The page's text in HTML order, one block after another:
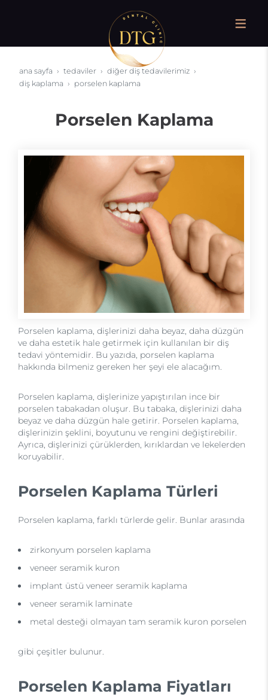
ana sayfa tedaviler
diğer diş tedavilerimiz
diş kaplama
porselen kaplama
Porselen Kaplama
Porselen kaplama, dişlerinizi daha beyaz, daha düzgün
ve daha estetik hale getirmek için kullanılan bir diş
tedavi yöntemidir. Bu yazıda, porselen kaplama
hakkında bilmeniz gereken her şeyi ele alacağım.
Porselen kaplama, dişlerinize yapıştırılan ince bir
porselen tabakadan oluşur. Bu tabaka, dişlerinizi daha
beyaz ve daha düzgün hale getirir. Porselen kaplama,
dişlerinizin şeklini, boyutunu ve rengini değiştirebilir.
Ayrıca, dişlerinizi çürüklerden, kırıklardan ve lekelerden
koruyabilir.
Porselen Kaplama Türleri
Porselen kaplama, farklı türlerde gelir. Bunlar arasında
zirkonyum porselen kaplama
veneer seramik kuron
implant üstü veneer seramik kaplama
veneer seramik laminate
metal desteği olmayan tam seramik kuron porselen
gibi çeşitler bulunur.
Porselen Kaplama Fiyatları